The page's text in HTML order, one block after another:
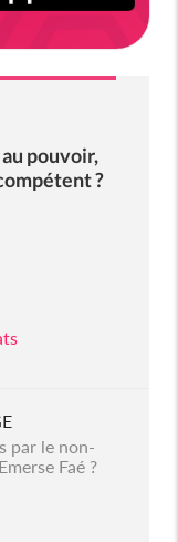
pouvoir,
?
par le non-
Faé ?